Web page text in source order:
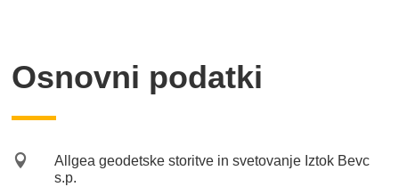
Osnovni podatki

Allgea geodetske storitve in svetovanje Iztok Bevc
s.p.